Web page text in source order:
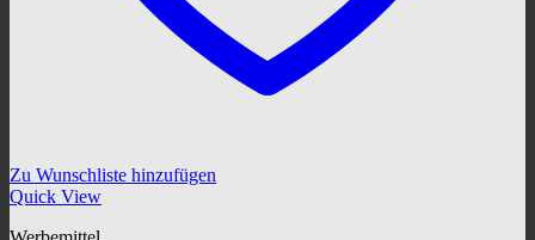
Zu Wunschliste hinzufügen
Quick View